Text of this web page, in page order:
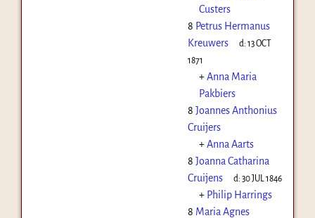
Custers
8 Petrus Hermanus
Kreuwers
d:13 OCT
1871
+Anna Maria
Pakbiers
8 Joannes Anthonius
Cruijers
+Anna Aarts
8 Joanna Catharina
Cruijens
d:30 JUL 1846
+ Philip Harrings
8 Maria Agnes